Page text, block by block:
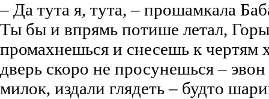
– Да тута я, тута, – прошамкала
Ты бы и впрямь потише летал,
промахнешься и снесешь к
дверь скоро не просунешься – эвон
милок, издали глядеть – будто